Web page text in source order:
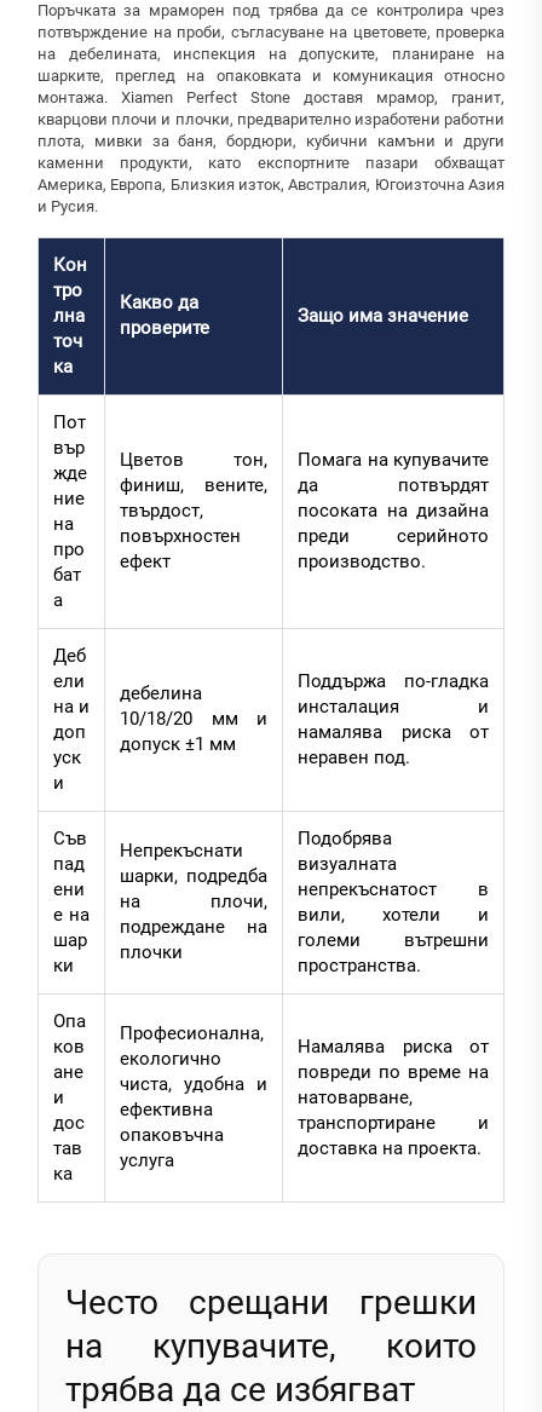
Поръчката за мраморен под трябва да се контролира чрез
потвърждение на проби, съгласуване на цветовете, проверка
на дебелината, инспекция на допуските, планиране на
шарките, преглед на опаковката и комуникация относно
монтажа. Xiamen Perfect Stone доставя мрамор, гранит,
кварцови плочи и плочки, предварително изработени работни
плота, мивки за баня, бордюри, кубични камъни и други
каменни продукти, като експортните пазари обхващат
Америка, Европа, Близкия изток, Австралия, Югоизточна Азия
и Русия.
Кон
тро
лна
точ
ка
Какво да
проверите
Защо има значение
Пот
вър
жде
ние
на
про
бат
а
Цветов тон,
финиш, вените,
твърдост,
повърхностен
ефект
Помага на купувачите
да потвърдят
посоката на дизайна
преди серийното
производство.
Деб
ели
на и
доп
уск
и
дебелина
10/18/20 мм и
допуск ±1 мм
Поддържа по-гладка
инсталация и
намалява риска от
неравен под.
Съв
пад
ени
е на
шар
ки
Непрекъснати
шарки, подредба
на плочи,
подреждане на
плочки
Подобрява
визуалната
непрекъснатост в
вили, хотели и
големи вътрешни
пространства.
Опа
ков
ане
и
дос
тав
ка
Професионална,
екологично
чиста, удобна и
ефективна
опаковъчна
услуга
Намалява риска от
повреди по време на
натоварване,
транспортиране и
доставка на проекта.
Често срещани грешки
на купувачите, които
трябва да се избягват